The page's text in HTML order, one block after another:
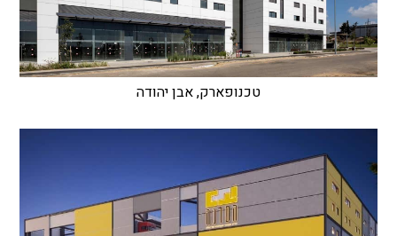
טכנופארק, אבן יהודה